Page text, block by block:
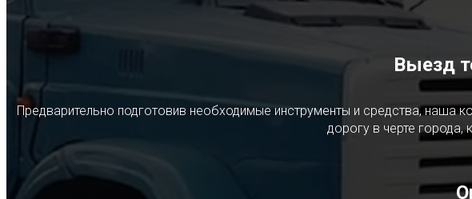
Выезд
Предварительно подготовив необходимые инструменты и средства, наша
дорогу в черте города,